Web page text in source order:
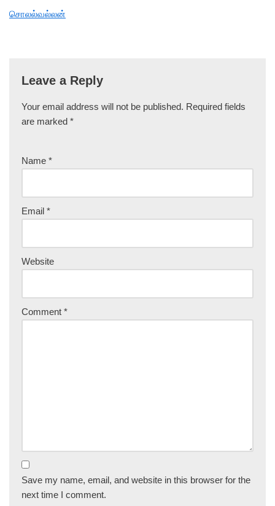
சொலல்வல்லன்
Leave a Reply
Your email address will not be published. Required fields
are marked *
Name *
Email *
Website
Comment *
Save my name, email, and website in this browser for the
next time I comment.